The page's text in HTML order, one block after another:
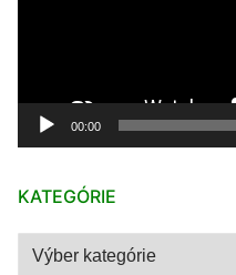
00:00
KATEGÓRIE
Kategórie